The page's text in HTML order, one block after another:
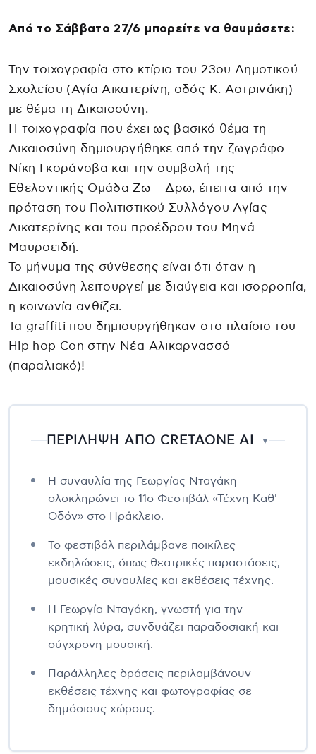
Από το Σάββατο 27/6 μπορείτε να θαυμάσετε:
Την τοιχογραφία στο κτίριο του 23ου Δημοτικού
Σχολείου (Αγία Αικατερίνη, οδός Κ. Αστρινάκη)
με θέμα τη Δικαιοσύνη.
Η τοιχογραφία που έχει ως βασικό θέμα τη
Δικαιοσύνη δημιουργήθηκε από την ζωγράφο
Νίκη Γκοράνοβα και την συμβολή της
Εθελοντικής Ομάδα Ζω – Δρω, έπειτα από την
πρόταση του Πολιτιστικού Συλλόγου Αγίας
Αικατερίνης και του προέδρου του Μηνά
Μαυροειδή.
Το μήνυμα της σύνθεσης είναι ότι όταν η
Δικαιοσύνη λειτουργεί με διαύγεια και ισορροπία,
η κοινωνία ανθίζει.
Τα graffiti που δημιουργήθηκαν στο πλαίσιο του
Hip hop Con στην Νέα Αλικαρνασσό
(παραλιακό)!
ΠΕΡΙΛΗΨΗ ΑΠΟ CRETAONE AI ▼
Η συναυλία της Γεωργίας Νταγάκη
ολοκληρώνει το 11ο Φεστιβάλ «Τέχνη Καθ'
Οδόν» στο Ηράκλειο.
Το φεστιβάλ περιλάμβανε ποικίλες
εκδηλώσεις, όπως θεατρικές παραστάσεις,
μουσικές συναυλίες και εκθέσεις τέχνης.
Η Γεωργία Νταγάκη, γνωστή για την
κρητική λύρα, συνδυάζει παραδοσιακή και
σύγχρονη μουσική.
Παράλληλες δράσεις περιλαμβάνουν
εκθέσεις τέχνης και φωτογραφίας σε
δημόσιους χώρους.